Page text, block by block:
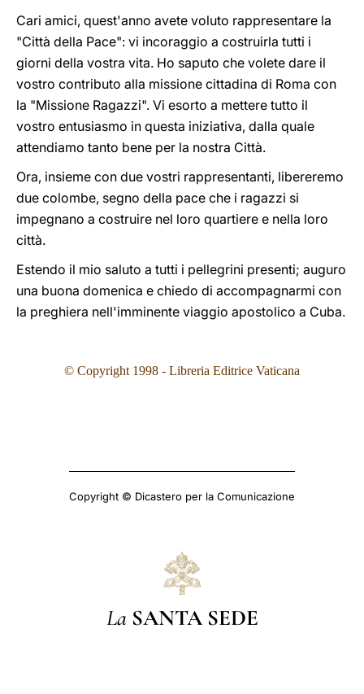
Cari amici, quest'anno avete voluto rappresentare la
"Città della Pace": vi incoraggio a costruirla tutti i
giorni della vostra vita. Ho saputo che volete dare il
vostro contributo alla missione cittadina di Roma con
la "Missione Ragazzi". Vi esorto a mettere tutto il
vostro entusiasmo in questa iniziativa, dalla quale
attendiamo tanto bene per la nostra Città.
Ora, insieme con due vostri rappresentanti, libereremo
due colombe, segno della pace che i ragazzi si
impegnano a costruire nel loro quartiere e nella loro
città.
Estendo il mio saluto a tutti i pellegrini presenti; auguro
una buona domenica e chiedo di accompagnarmi con
la preghiera nell'imminente viaggio apostolico a Cuba.
© Copyright 1998 - Libreria Editrice Vaticana
Copyright © Dicastero per la Comunicazione
La SANTA SEDE